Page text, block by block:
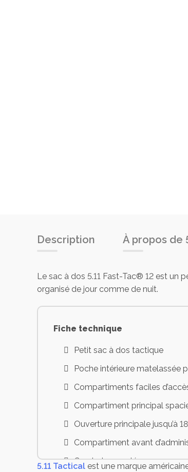
Description À propos de
Le sac à dos 5.11 Fast-Tac® 12 est un
organisé de jour comme de nuit.
Fiche technique
Petit sac à dos tactique
Poche intérieure matelassée
Compartiments faciles
Compartiment principal
Ouverture principale jusqu’à
Compartiment avant
Crochet pour clés
5.11 Tacticalest une marque